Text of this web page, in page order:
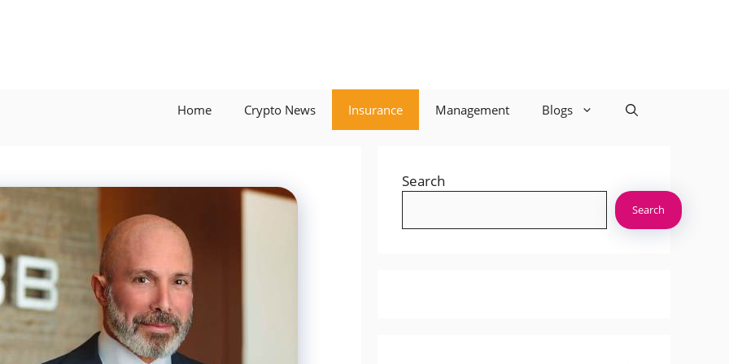
Home Crypto News Insurance Management Blogs
Search
Search